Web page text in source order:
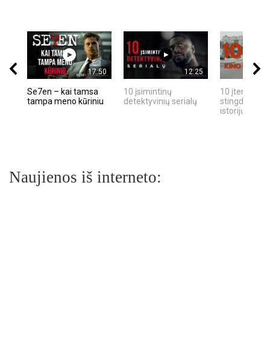
17:50
Se7en – kai tamsa
tampa meno kūriniu
12:25
10 įsimintinų
detektyvinių serialų
10 įtemptų,
stingdančių
istorijų
Naujienos iš interneto: